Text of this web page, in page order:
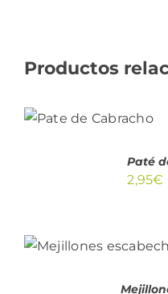
Productos
CARRITO
Paté
2,95€
/